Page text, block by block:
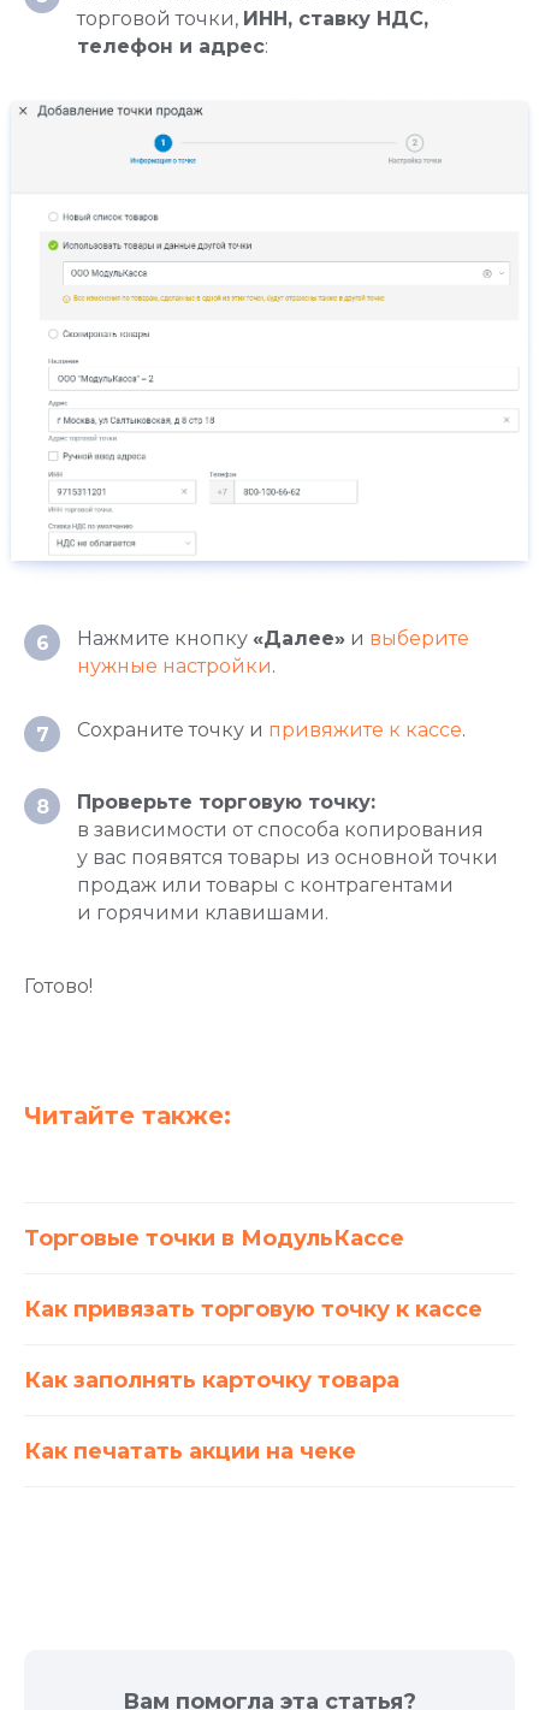
торговой точки, ИНН, ставку НДС,
телефон и адрес:
6 Нажмите кнопку «Далее» и выберите
нужные настройки.
7 Сохраните точку и привяжите к кассе.
8
Проверьте торговую точку:
в зависимости от способа копирования
у вас появятся товары из основной точки
продаж или товары с контрагентами
и горячими клавишами.
Готово!
Читайте также:
Торговые точки в МодульКассе
Как привязать торговую точку к кассе
Как заполнять карточку товара
Как печатать акции на чеке
Вам помогла эта статья?
Ремонт касс
Подключение к ОФД
Терминалы эквайринга
Торговое оборудование
Доставка и оплата
FAQ
Помощь
Услуги
Тарифы на подключение
Интернет-эквайринг
Онлайн-касса MSPOS‑D‑Ф
Онлайн-касса MSPOS‑E‑РФ
Облачная касса на один чек
Облачная касса
Онлайн-кассы
Для такси
Для кафе и ресторанов
Для розничного магазина
Для сфер услуг
Для интернет-магазина
Для видов бизнеса